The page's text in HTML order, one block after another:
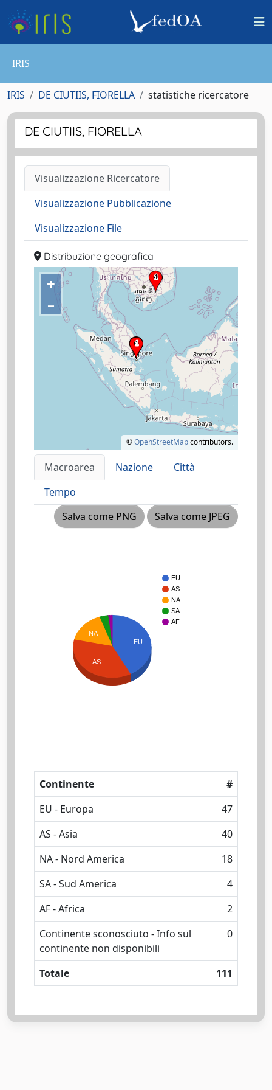
IRIS
IRIS DE CIUTIIS, FIORELLA statistiche ricercatore
DE CIUTIIS, FIORELLA
Visualizzazione Ricercatore
Visualizzazione Pubblicazione
Visualizzazione File
Distribuzione geografica
+
–
©OpenStreetMapcontributors.
Macroarea Nazione
Città
Tempo
Salva come PNG
Salva come JPEG
EU
AS
NA
SA
AF
EU
NA
AS
Continente
#
EU - Europa
47
AS - Asia
40
NA - Nord America
18
SA - Sud America
4
AF - Africa
2
Continente sconosciuto - Info sul
continente non disponibili
0
Totale 111